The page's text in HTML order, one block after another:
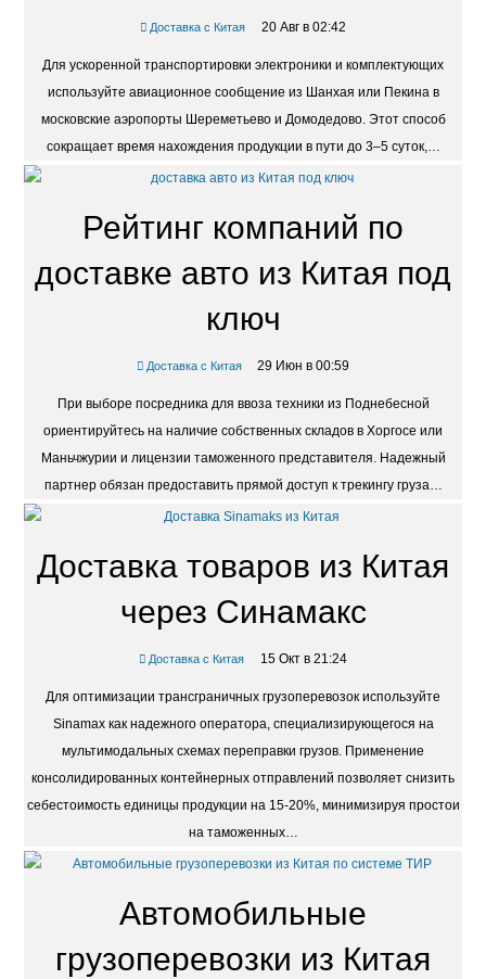
Доставка с Китая 20 Авг в 02:42
Для ускоренной транспортировки электроники и комплектующих
используйте авиационное сообщение из Шанхая или Пекина в
московские аэропорты Шереметьево и Домодедово. Этот способ
сокращает время нахождения продукции в пути до 3–5 суток,…
Рейтинг компаний по
доставке авто из Китая под
ключ
Доставка с Китая 29 Июн в 00:59
При выборе посредника для ввоза техники из Поднебесной
ориентируйтесь на наличие собственных складов в Хоргосе или
Маньчжурии и лицензии таможенного представителя. Надежный
партнер обязан предоставить прямой доступ к трекингу груза…
Доставка товаров из Китая
через Синамакс
Доставка с Китая 15 Окт в 21:24
Для оптимизации трансграничных грузоперевозок используйте
Sinamax как надежного оператора, специализирующегося на
мультимодальных схемах переправки грузов. Применение
консолидированных контейнерных отправлений позволяет снизить
себестоимость единицы продукции на 15-20%, минимизируя простои
на таможенных…
Автомобильные
грузоперевозки из Китая